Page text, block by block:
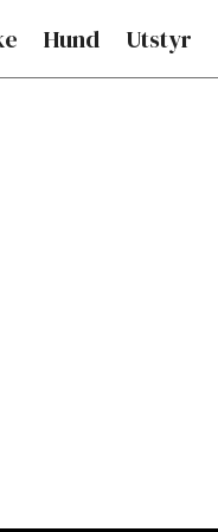
Hund Utstyr